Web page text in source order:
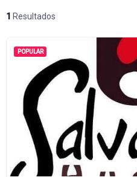
1 Resultados
POPULAR